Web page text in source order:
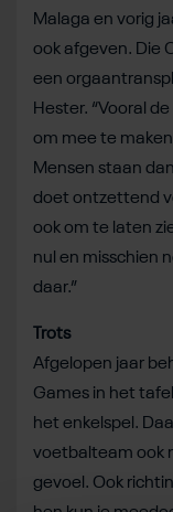
Malaga en vorig
ook afgeven. Die
een
Hester. “Vooral
om mee te
Mensen staan
doet ontzettend
ook om te laten
nul en misschien
daar.”
Trots
Afgelopen jaar
Games in het
het enkelspel.
voetbalteam ook
gevoel. Ook